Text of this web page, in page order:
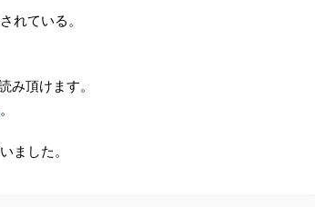
れている。
み頂けます。
。
ました。